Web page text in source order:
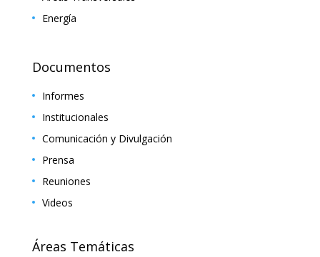
Energía
Documentos
Informes
Institucionales
Comunicación y Divulgación
Prensa
Reuniones
Videos
Áreas Temáticas